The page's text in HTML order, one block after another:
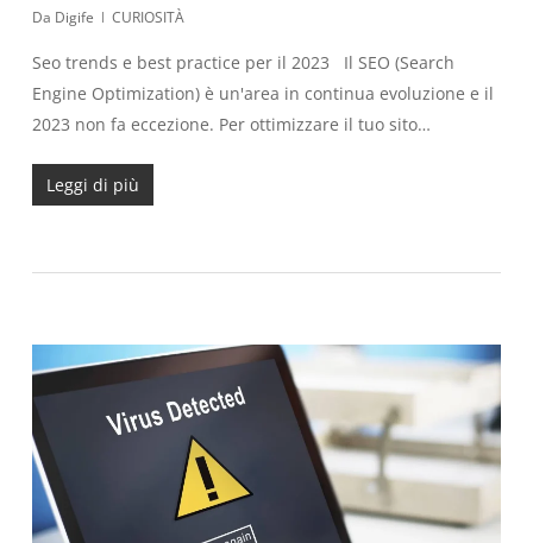
Da Digife CURIOSITÀ
Seo trends e best practice per il 2023 Il SEO (Search
Engine Optimization) è un'area in continua evoluzione e il
2023 non fa eccezione. Per ottimizzare il tuo sito…
Leggi di più